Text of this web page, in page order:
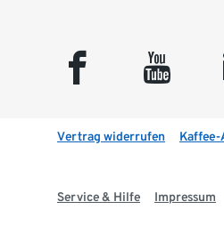
facebook youtube
Vertrag widerrufen Kaffee-
Service & Hilfe Impressum